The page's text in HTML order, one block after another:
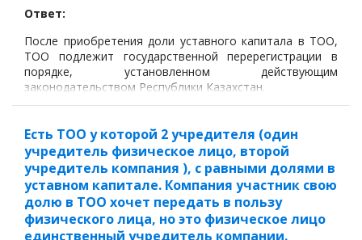
Ответ:
После приобретения доли уставного капитала в ТОО,
ТОО подлежит государственной перерегистрации в
порядке, установленном действующим
законодательством Республики Казахстан.
перерегистрации в случаях:
Есть ТОО у которой 2 учредителя (один
учредитель физическое лицо, второй
учредитель компания ), с равными долями в
уставном капитале. Компания участник свою
долю в ТОО хочет передать в пользу
физического лица, но это физическое лицо
единственный учредитель компании.